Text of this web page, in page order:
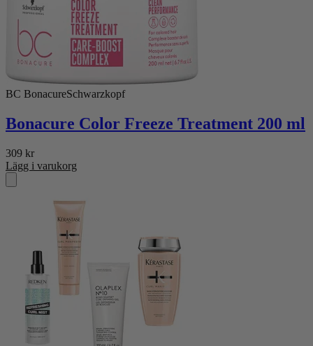
BC BonacureSchwarzkopf
Bonacure Color Freeze Treatment 200 ml
309 kr
Lägg i varukorg